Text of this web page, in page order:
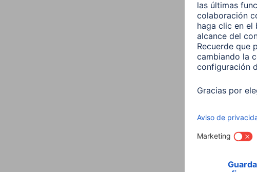
Hama
9,99 EUR